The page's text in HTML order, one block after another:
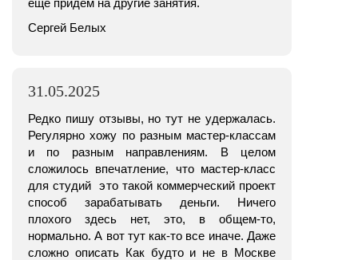
еще придем на другие занятия.
Сергей Белых
31.05.2025
Редко пишу отзывы, но тут не удержалась.
Регулярно хожу по разным мастер-классам
и по разным направлениям. В целом
сложилось впечатление, что мастер-класс
для студий это такой коммерческий проект
способ зарабатывать деньги. Ничего
плохого здесь нет, это, в общем-то,
нормально. А вот тут как-то все иначе. Даже
сложно описать Как будто и не в Москве